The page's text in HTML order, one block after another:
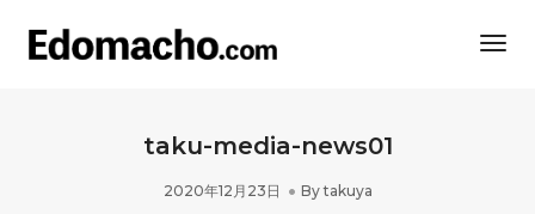
taku-media-news01
2020年12月23日 Bytakuya